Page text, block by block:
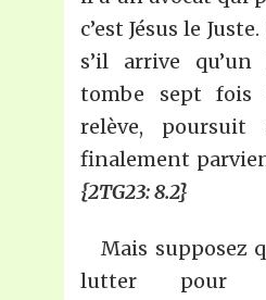
c’est Jésus le
s’il arrive
tombe sept
relève, poursuit
finalement
{2TG23: 8.2}
Mais supposez
lutter pour